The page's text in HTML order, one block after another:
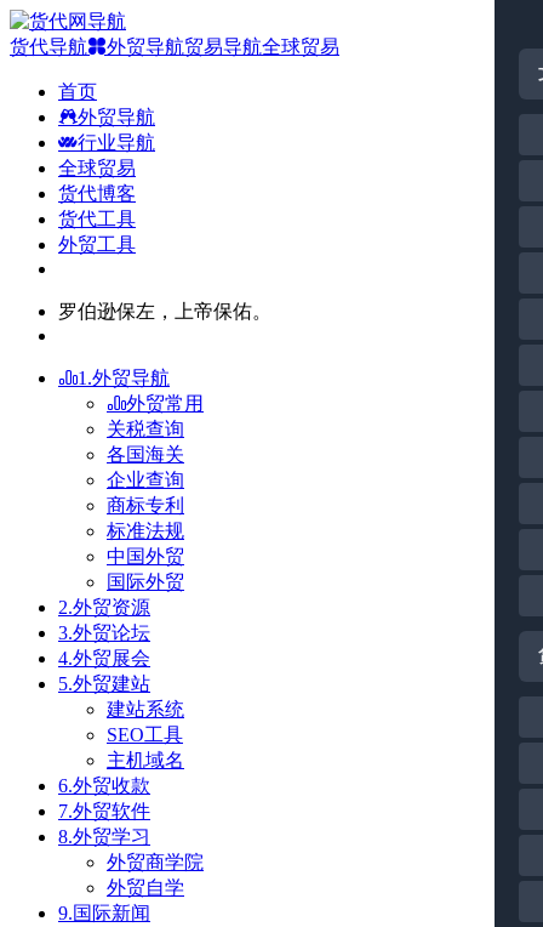
货代导航 外贸导航贸易导航全球贸易
首页
外贸导航
行业导航
全球贸易
货代博客
货代工具
外贸工具
罗伯逊保左，上帝保佑。
1.外贸导航
外贸常用
关税查询
各国海关
企业查询
商标专利
标准法规
中国外贸
国际外贸
2.外贸资源
3.外贸论坛
4.外贸展会
5.外贸建站
建站系统
SEO工具
主机域名
6.外贸收款
7.外贸软件
8.外贸学习
外贸商学院
外贸自学
9.国际新闻